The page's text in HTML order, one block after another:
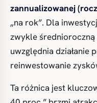
zannualizowanej
„na rok”. Dla
zwykle średnioroczną
uwzględnia działanie
reinwestowanie
Ta różnica jest